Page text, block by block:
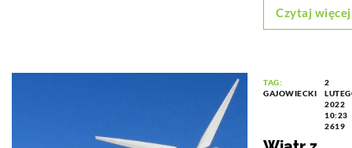
Czytaj więcej
TAG:
GAJOWIECKI
2
2022
10:23
2619